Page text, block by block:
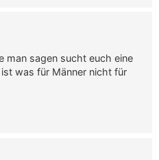
man sagen sucht euch eine
was für Männer nicht für